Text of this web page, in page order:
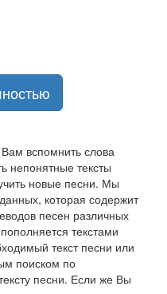
вспомнить слова
непонятные тексты
новые песни. Мы
которая содержит
песен различных
текстами
текст песни или
поиском по
песни. Если же Вы